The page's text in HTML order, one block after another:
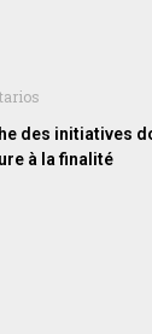
des initiatives
à la finalité